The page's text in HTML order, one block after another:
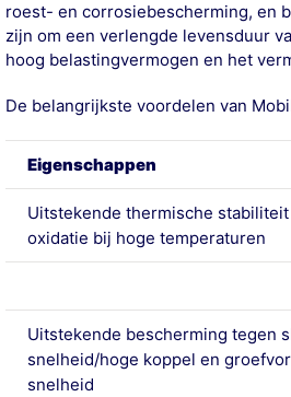
roest- en corrosiebescherming, en
zijn om een verlengde levensduur
hoog belastingvermogen en het
De belangrijkste voordelen van
Eigenschappen
Uitstekende thermische
oxidatie bij hoge temperaturen
Uitstekende bescherming tegen
snelheid/hoge koppel en
snelheid